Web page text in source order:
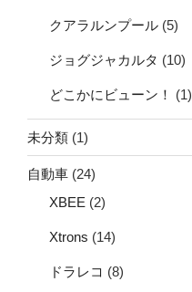
クアラルンプール (5)
ジョグジャカルタ (10)
どこかにビューン！ (1)
未分類 (1)
自動車 (24)
XBEE (2)
Xtrons (14)
ドラレコ (8)